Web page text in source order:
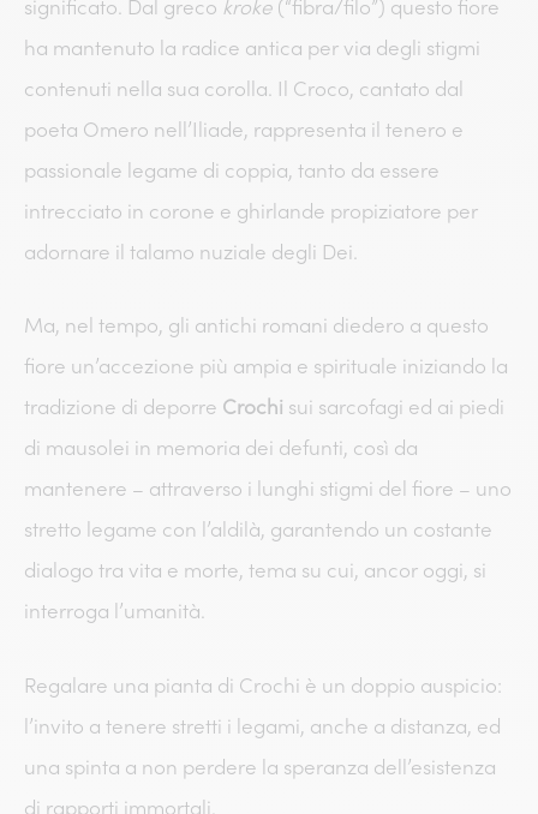
significato. Dal greco kroke (“fibra/filo”) questo fiore
ha mantenuto la radice antica per via degli stigmi
contenuti nella sua corolla. Il Croco, cantato dal
poeta Omero nell’Iliade, rappresenta il tenero e
passionale legame di coppia, tanto da essere
intrecciato in corone e ghirlande propiziatore per
adornare il talamo nuziale degli Dei.
Ma, nel tempo, gli antichi romani diedero a questo
fiore un’accezione più ampia e spirituale iniziando la
tradizione di deporre Crochi sui sarcofagi ed ai piedi
di mausolei in memoria dei defunti, così da
mantenere – attraverso i lunghi stigmi del fiore – uno
stretto legame con l’aldilà, garantendo un costante
dialogo tra vita e morte, tema su cui, ancor oggi, si
interroga l’umanità.
Regalare una pianta di Crochi è un doppio auspicio:
l’invito a tenere stretti i legami, anche a distanza, ed
una spinta a non perdere la speranza dell’esistenza
di rapporti immortali.